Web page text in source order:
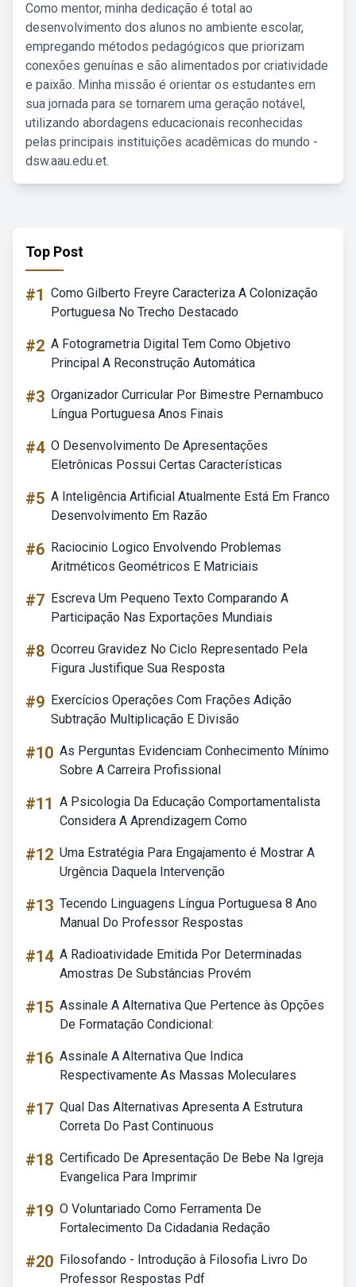
Como mentor, minha dedicação é total ao
desenvolvimento dos alunos no ambiente escolar,
empregando métodos pedagógicos que priorizam
conexões genuínas e são alimentados por criatividade
e paixão. Minha missão é orientar os estudantes em
sua jornada para se tornarem uma geração notável,
utilizando abordagens educacionais reconhecidas
pelas principais instituições acadêmicas do mundo -
dsw.aau.edu.et.
Top Post
#1 Como Gilberto Freyre Caracteriza A Colonização
Portuguesa No Trecho Destacado
#2 A Fotogrametria Digital Tem Como Objetivo
Principal A Reconstrução Automática
#3 Organizador Curricular Por Bimestre Pernambuco
Língua Portuguesa Anos Finais
#4 O Desenvolvimento De Apresentações
Eletrônicas Possui Certas Características
#5 A Inteligência Artificial Atualmente Está Em Franco
Desenvolvimento Em Razão
#6 Raciocinio Logico Envolvendo Problemas
Aritméticos Geométricos E Matriciais
#7 Escreva Um Pequeno Texto Comparando A
Participação Nas Exportações Mundiais
#8 Ocorreu Gravidez No Ciclo Representado Pela
Figura Justifique Sua Resposta
#9 Exercícios Operações Com Frações Adição
Subtração Multiplicação E Divisão
#10 As Perguntas Evidenciam Conhecimento Mínimo
Sobre A Carreira Profissional
#11 A Psicologia Da Educação Comportamentalista
Considera A Aprendizagem Como
#12 Uma Estratégia Para Engajamento é Mostrar A
Urgência Daquela Intervenção
#13 Tecendo Linguagens Língua Portuguesa 8 Ano
Manual Do Professor Respostas
#14 A Radioatividade Emitida Por Determinadas
Amostras De Substâncias Provém
#15 Assinale A Alternativa Que Pertence às Opções
De Formatação Condicional:
#16 Assinale A Alternativa Que Indica
Respectivamente As Massas Moleculares
#17 Qual Das Alternativas Apresenta A Estrutura
Correta Do Past Continuous
#18 Certificado De Apresentação De Bebe Na Igreja
Evangelica Para Imprimir
#19 O Voluntariado Como Ferramenta De
Fortalecimento Da Cidadania Redação
#20 Filosofando - Introdução à Filosofia Livro Do
Professor Respostas Pdf